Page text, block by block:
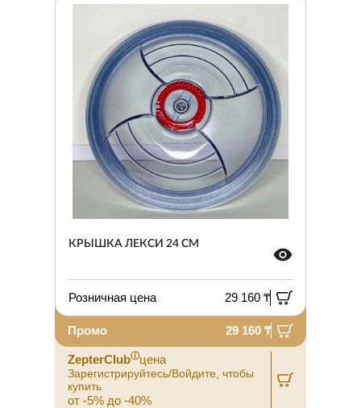
КРЫШКА ЛЕКСИ 24 СМ
Розничная цена 29 160 ₸
Промо 29 160 ₸
ZepterClubⓘцена
Зарегистрируйтесь/Войдите, чтобы
купить
от -5% до -40%